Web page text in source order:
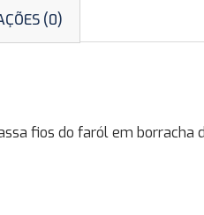
(0)
passa fios do faról em